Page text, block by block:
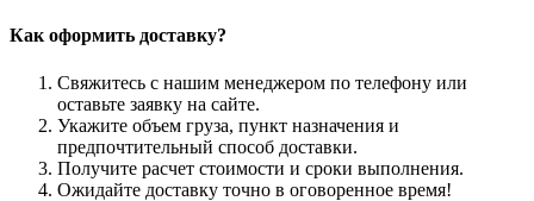
Как оформить доставку?
Свяжитесь с нашим менеджером по телефону или
оставьте заявку на сайте.
Укажите объем груза, пункт назначения и
предпочтительный способ доставки.
Получите расчет стоимости и сроки выполнения.
Ожидайте доставку точно в оговоренное время!